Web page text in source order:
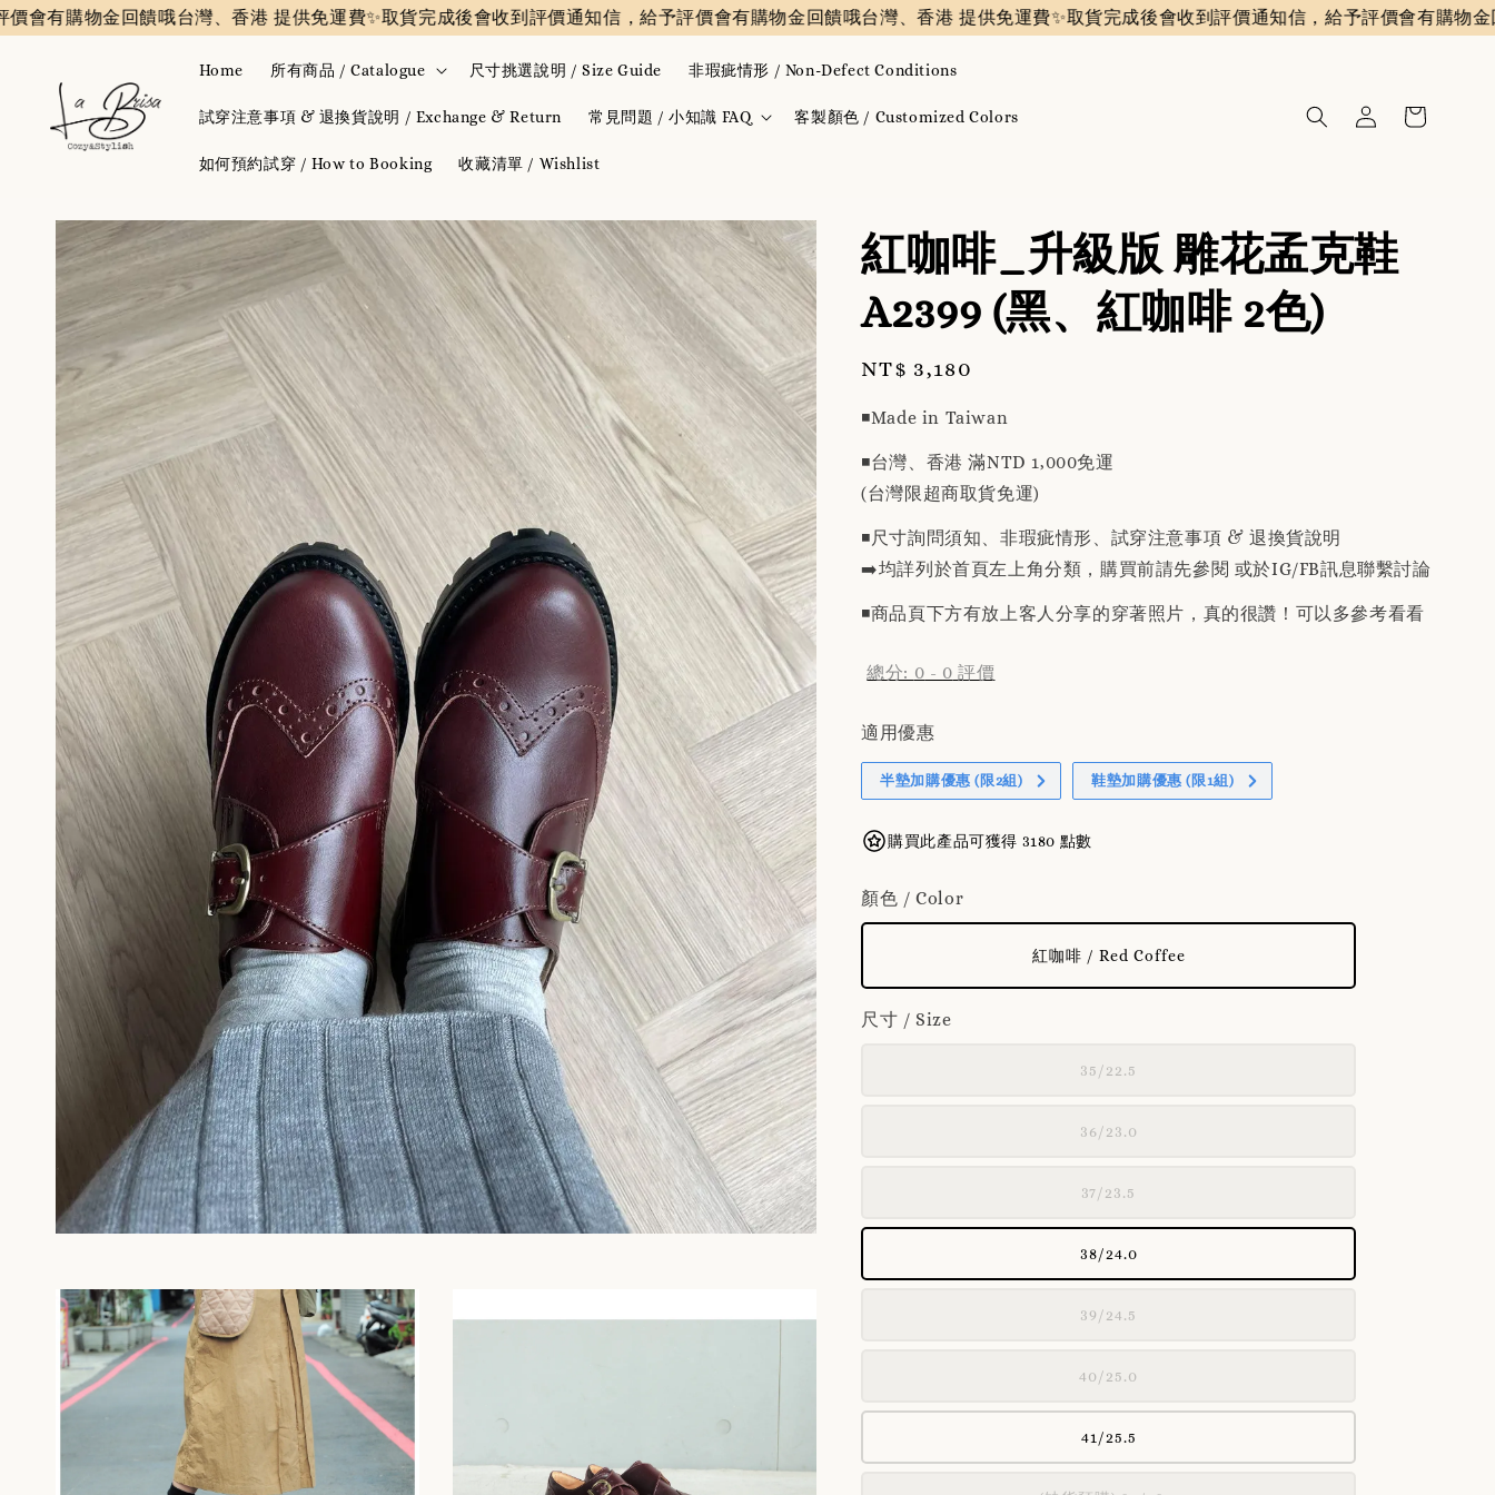
物金回饋哦台灣、香港 提供免運費✨️取貨完成後會收到評價通知信，給予評價會有購物金回饋哦台灣、香港 提供免運費✨️取貨完成後會收到評價通知信，給予評價會有購物金回饋哦
Home 所有商品 / Catalogue 尺寸挑選說明 / Size Guide 非瑕疵情形 / Non-Defect Conditions
試穿注意事項 & 退換貨說明 / Exchange & Return 常見問題 / 小知識 FAQ 客製顏色 / Customized Colors
如何預約試穿 / How to Booking 收藏清單 / Wishlist
紅咖啡_升級版 雕花孟克鞋
A2399 (黑、紅咖啡 2色)
Regular
NT$ 3,180
◾️Made in Taiwan
◾️台灣、香港 滿NTD 1,000免運
(台灣限超商取貨免運)
◾️尺寸詢問須知、非瑕疵情形、試穿注意事項 & 退換貨說明
➡️均詳列於首頁左上角分類，購買前請先參閱 或於IG/FB訊息聯繫討論
◾️商品頁下方有放上客人分享的穿著照片，真的很讚！可以多參考看看
總分: 0 - 0 評價
適用優惠
半墊加購優惠 (限2組) 鞋墊加購優惠 (限1組)
購買此產品可獲得 3180 點數
顏色 / Color
紅咖啡 / Red Coffee
尺寸 / Size
35/22.5
36/23.0
37/23.5
38/24.0
39/24.5
40/25.0
41/25.5